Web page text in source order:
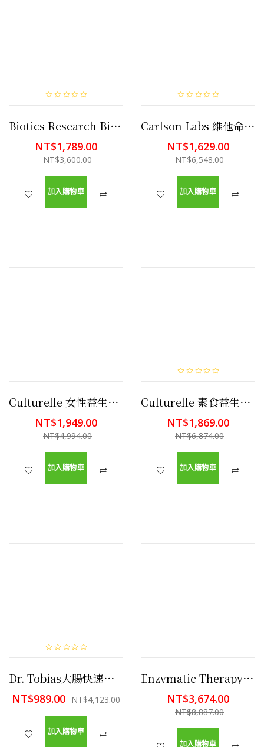
Biotics Research Bio-D-Mulsion Forte維他命 D3 液體滴劑 50 最佳吸收力 強化骨骼 支持免疫系統 保護心血管系統
NT$1,789.00
NT$3,600.00
加入購物車
Carlson Labs 維他命D3 4000 IU - 360粒檸檬味軟膠囊 骨骼,心血管,免疫功能
NT$1,629.00
NT$6,548.00
加入購物車
Culturelle 女性益生菌膠囊 60粒
NT$1,949.00
NT$4,994.00
加入購物車
Culturelle 素食益生菌，80粒膠囊
NT$1,869.00
NT$6,874.00
加入購物車
Dr. Tobias大腸快速淨化,排毒，減肥和能量補充 14天份
NT$989.00 NT$4,123.00
加入購物車
Enzymatic Therapy CellForte®IP-6和肌醇-240粒素食膠囊 （買一送一）增強免疫系統
NT$3,674.00
NT$8,887.00
加入購物車